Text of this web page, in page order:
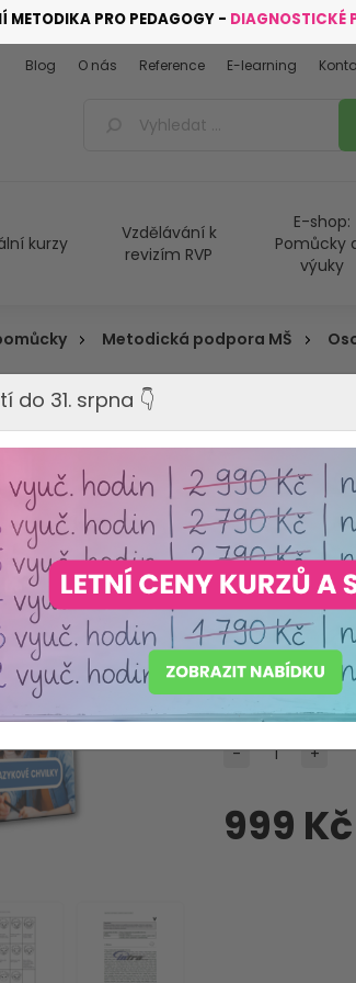
METODIKA PRO PEDAGOGY - DIAGNOSTICKÉ
kurzy
Vzdělávání k
revizím RVP
E-shop:
Pomůcky
výuky
Blog O nás Reference E-learning
Metodická podpora MŠ
Výrobce: INFRA,
Máme
Ministerstva
Produkt
Dostupnost:
999 Kč
- +
do 31. srpna 👇